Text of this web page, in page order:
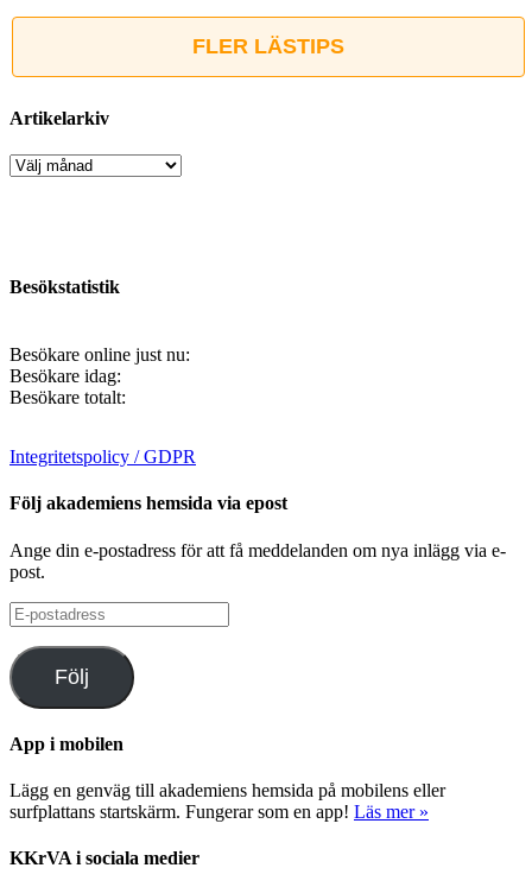
FLER LÄSTIPS
Artikelarkiv
Artikelarkiv
Besökstatistik
Besökare online just nu:
Besökare idag:
Besökare totalt:
Integritetspolicy / GDPR
Följ akademiens hemsida via epost
Ange din e-postadress för att få meddelanden om nya inlägg via e-
post.
E-
postadress
Följ
App i mobilen
Lägg en genväg till akademiens hemsida på mobilens eller
surfplattans startskärm. Fungerar som en app! Läs mer »
KKrVA i sociala medier